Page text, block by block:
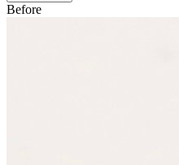
Before